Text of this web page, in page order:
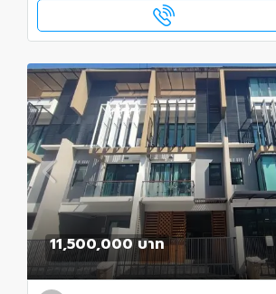
11,500,000 บาท